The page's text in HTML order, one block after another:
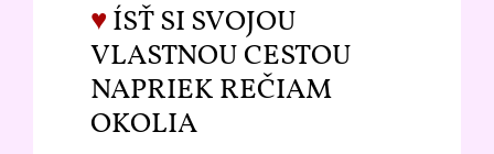
♥ÍSŤ SI SVOJOU
VLASTNOU CESTOU
NAPRIEK REČIAM
OKOLIA